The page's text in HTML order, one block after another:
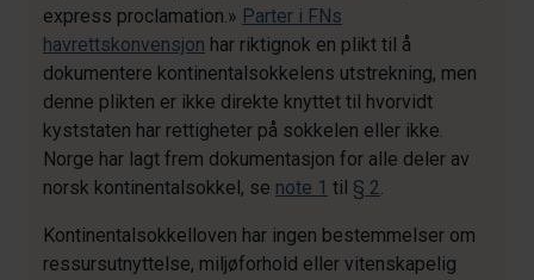
express proclamation.» Parter i FNs
havrettskonvensjon har riktignok en plikt til å
dokumentere kontinentalsokkelens utstrekning, men
denne plikten er ikke direkte knyttet til hvorvidt
kyststaten har rettigheter på sokkelen eller ikke.
Norge har lagt frem dokumentasjon for alle deler av
norsk kontinentalsokkel, se note 1 til § 2.
Kontinentalsokkelloven har ingen bestemmelser om
ressursutnyttelse, miljøforhold eller vitenskapelig